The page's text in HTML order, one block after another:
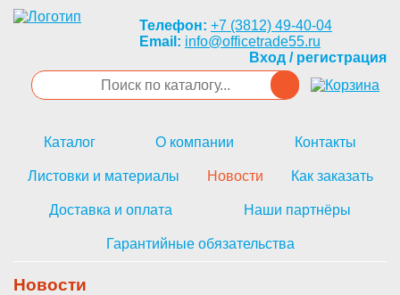
Телефон: +7 (3812) 49-40-04
Email: info@officetrade55.ru
Вход / регистрация
Каталог О компании Контакты
Листовки и материалы Новости Как заказать
Доставка и оплата Наши партнёры
Гарантийные обязательства
Новости